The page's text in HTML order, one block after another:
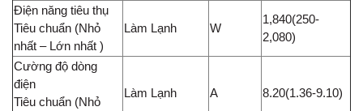
Điện năng tiêu thụ
Tiêu chuẩn (Nhỏ
nhất – Lớn nhất )
Làm Lạnh W
1,840(250-
2,080)
Cường độ dòng
điện
Tiêu chuẩn (Nhỏ
Làm Lạnh A 8.20(1.36-9.10)